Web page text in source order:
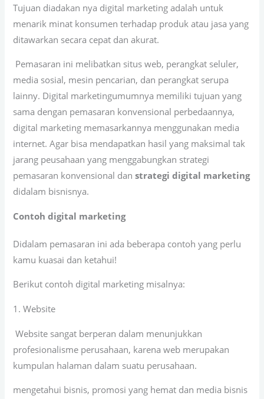
Tujuan diadakan nya digital marketing adalah untuk
menarik minat konsumen terhadap produk atau jasa yang
ditawarkan secara cepat dan akurat.
Pemasaran ini melibatkan situs web, perangkat seluler,
media sosial, mesin pencarian, dan perangkat serupa
lainny. Digital marketingumumnya memiliki tujuan yang
sama dengan pemasaran konvensional perbedaannya,
digital marketing memasarkannya menggunakan media
internet. Agar bisa mendapatkan hasil yang maksimal tak
jarang peusahaan yang menggabungkan strategi
pemasaran konvensional danstrategi digital marketing
didalam bisnisnya.
Contoh digital marketing
Didalam pemasaran ini ada beberapa contoh yang perlu
kamu kuasai dan ketahui!
Berikut contoh digital marketing misalnya:
1. Website
Website sangat berperan dalam menunjukkan
profesionalisme perusahaan, karena web merupakan
kumpulan halaman dalam suatu perusahaan.
mengetahui bisnis, promosi yang hemat dan media bisnis